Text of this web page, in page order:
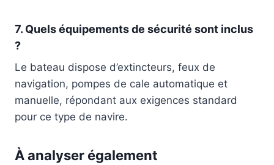
7. Quels équipements de sécurité sont inclus
?
Le bateau dispose d’extincteurs, feux de
navigation, pompes de cale automatique et
manuelle, répondant aux exigences standard
pour ce type de navire.
À analyser également